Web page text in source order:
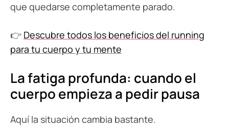
que quedarse completamente parado.
👉 Descubre todos los beneficios del running
para tu cuerpo y tu mente
La fatiga profunda: cuando el
cuerpo empieza a pedir pausa
Aquí la situación cambia bastante.